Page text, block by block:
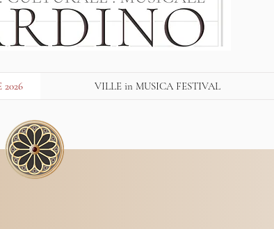
VILLE in MUSICA FESTIVAL